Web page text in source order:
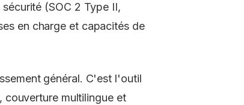
(SOC 2 Type II,
en charge et capacités de
général. C'est l'outil
couverture multilingue et